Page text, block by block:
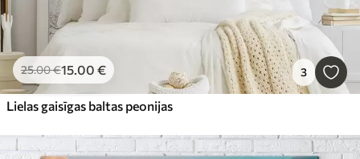
25.00€15.00 € 3
Lielas gaisīgas baltas peonijas